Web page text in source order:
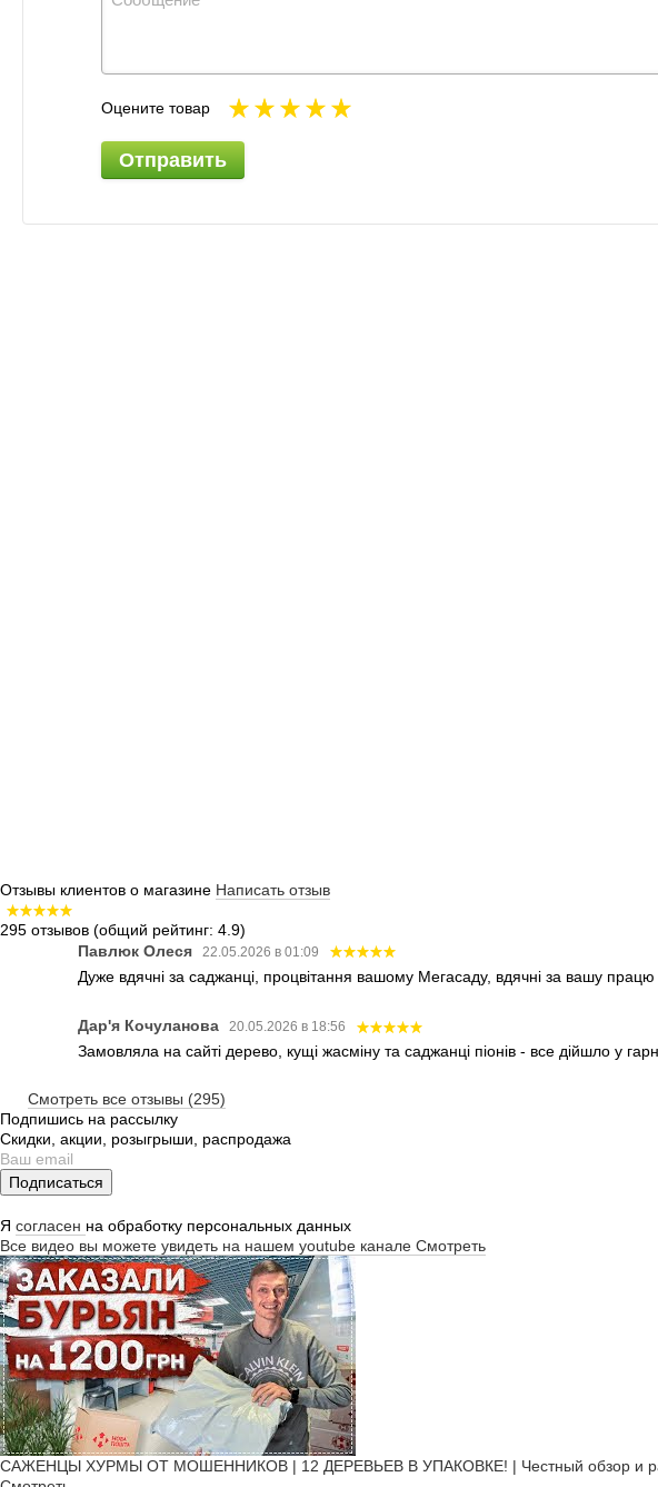
Оцените товар
Отправить
Отзывы клиентов о магазине Написать отзыв
295 отзывов (общий рейтинг: 4.9)
Павлюк Олеся
22.05.2026 в 01:09
Дуже вдячні за саджанці, процвітання вашому Мегасаду, вдячні за вашу
Дар'я Кочуланова 20.05.2026 в 18:56
Замовляла на сайті дерево, кущі жасміну та саджанці піонів - все дійшло у
Смотреть все отзывы (295)
Подпишись на рассылку
Скидки, акции, розыгрыши, распродажа
Подписаться
Я согласен на обработку персональных данных
Все видео вы можете увидеть на нашем youtube канале Смотреть
САЖЕНЦЫ ХУРМЫ ОТ МОШЕННИКОВ | 12 ДЕРЕВЬЕВ В УПАКОВКЕ! | Честный обзор и